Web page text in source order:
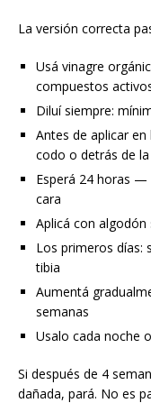
La versión correcta
Usá vinagre
compuestos
Diluí siempre:
Antes de aplicar
codo o detrás de
Esperá 24 horas —
cara
Aplicá con
Los primeros días:
tibia
Aumentá
semanas
Usalo cada noche
Si después de 4
dañada, pará. No es